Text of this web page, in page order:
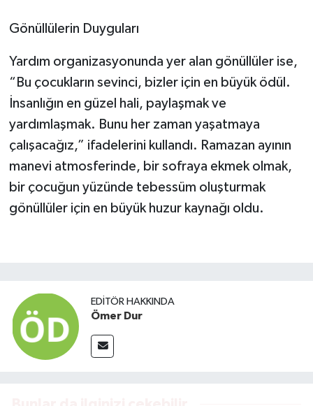
Gönüllülerin Duyguları
Yardım organizasyonunda yer alan gönüllüler ise,
“Bu çocukların sevinci, bizler için en büyük ödül.
İnsanlığın en güzel hali, paylaşmak ve
yardımlaşmak. Bunu her zaman yaşatmaya
çalışacağız,” ifadelerini kullandı. Ramazan ayının
manevi atmosferinde, bir sofraya ekmek olmak,
bir çocuğun yüzünde tebessüm oluşturmak
gönüllüler için en büyük huzur kaynağı oldu.
EDITÖR HAKKINDA
Ömer Dur